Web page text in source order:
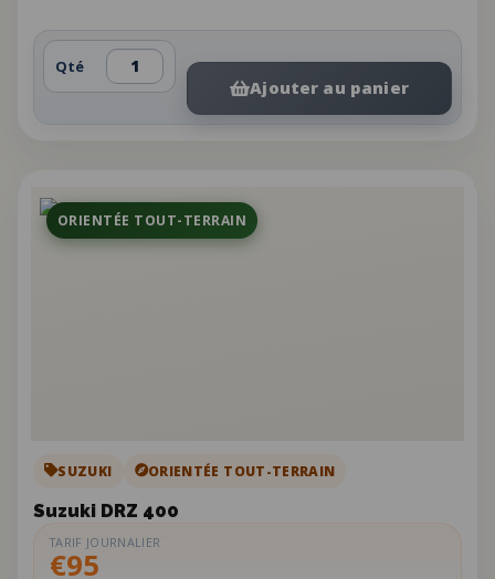
Qté
Ajouter au panier
ORIENTÉE TOUT-TERRAIN
SUZUKI ORIENTÉE TOUT-TERRAIN
Suzuki DRZ 400
TARIF JOURNALIER
€95